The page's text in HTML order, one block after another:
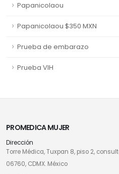
Papanicolaou
Papanicolaou $350 MXN
Prueba de embarazo
Prueba VIH
PROMEDICA MUJER
Dirección
Torre Médica, Tuxpan 8, piso 2,
06760, CDMX. México